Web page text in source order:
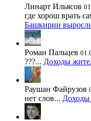
Линарт Ильясов
где хорош врать
Башкирии
Роман Пальцев
???... Доходы
Раушан Файрузов
нет слов... Доходы